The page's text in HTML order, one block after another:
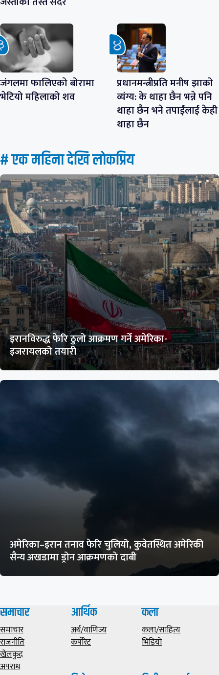
जंगलमा फालिएको बोरामा
भेटियो महिलाको शव
प्रधानमन्त्रीप्रति मनीष झाको
व्यंग्य: के थाहा छैन भन्ने पनि
थाहा छैन भने तपाईंलाई केही
थाहा छैन
# एक महिना देखि लाेकप्रिय
इरानविरुद्ध फेरि ठुलो आक्रमण गर्ने अमेरिका-
इजरायलको तयारी
अमेरिका–इरान तनाव फेरि चुलियो, कुवेतस्थित अमेरिकी
सैन्य अखडामा ड्रोन आक्रमणको दाबी
समाचार
समाचार
राजनीति
खेलकुद
अपराध
आर्थिक
अर्थ/वाणिज्य
कर्पोरेट
कला
कला/साहित्य
भिडियाे